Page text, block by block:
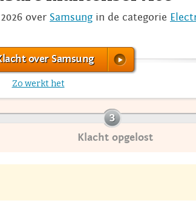
over Samsung in de categorie
over Samsung
Zo werkt het
Klacht opgelost